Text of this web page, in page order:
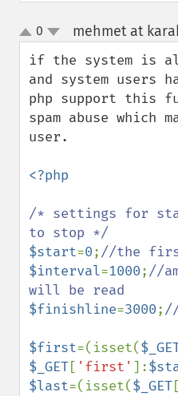
up
down
0 mehmet at
if the system is
and system users
php support this
spam abuse which
user.
<?php
/* settings for
$start=0;
$interval=1000;//
$finishline=3000;
$first=(isset(
$_GET[ 'first' ]:
$last=(isset($_GET[